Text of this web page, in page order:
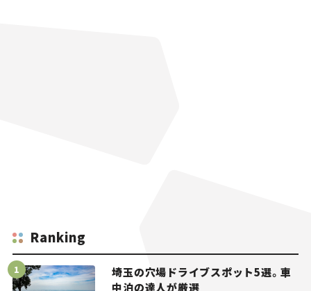
Ranking
埼玉の穴場ドライブスポット5選。車
中泊の達人が厳選